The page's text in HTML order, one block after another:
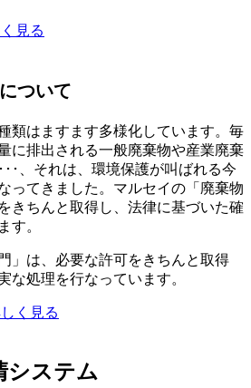
見る
について
類はますます多様化しています。毎
に排出される一般廃棄物や産業廃棄
･、それは、環境保護が叫ばれる今
ってきました。マルセイの「廃棄物
きちんと取得し、法律に基づいた確
す。
」は、必要な許可をきちんと取得
な処理を行なっています。
く見る
ステム